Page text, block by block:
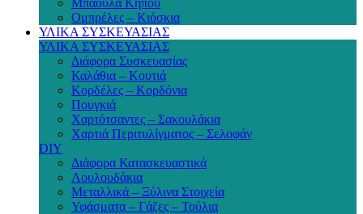
Μπαούλα Κήπου
Ομπρέλες – Κιόσκια
ΥΛΙΚΑ ΣΥΣΚΕΥΑΣΙΑΣ
ΥΛΙΚΑ ΣΥΣΚΕΥΑΣΙΑΣ
Διάφορα Συσκευασίας
Καλάθια – Κουτιά
Κορδέλες – Κορδόνια
Πουγκιά
Χαρτότσαντες – Σακουλάκια
Χαρτιά Περιτυλίγματος – Σελοφάν
DIY
Διάφορα Κατασκευαστικά
Λουλουδάκια
Μεταλλικά – Ξύλινα Στοιχεία
Υφάσματα – Γάζες – Τούλια